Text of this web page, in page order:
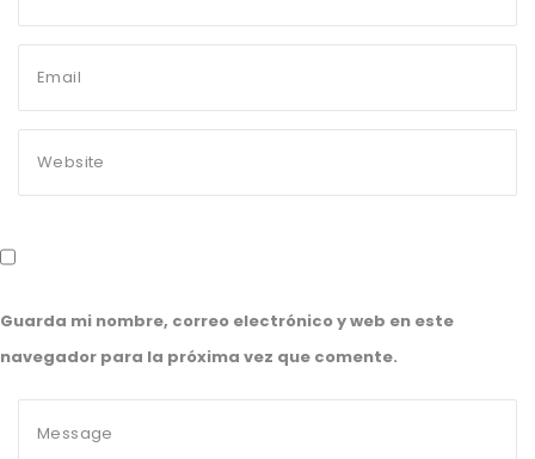
Guarda mi nombre, correo electrónico y web en este
navegador para la próxima vez que comente.